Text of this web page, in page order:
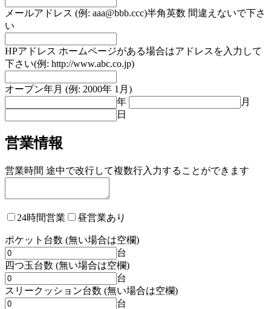
メールアドレス (例: aaa@bbb.ccc)半角英数 間違えないで下さ
い
HPアドレス ホームページがある場合はアドレスを入力して
下さい(例: http://www.abc.co.jp)
オープン年月 (例: 2000年 1月)
年
月
日
営業情報
営業時間 途中で改行して複数行入力することができます
24時間営業 昼営業あり
ポケット台数 (無い場合は空欄)
台
四つ玉台数 (無い場合は空欄)
台
スリークッション台数 (無い場合は空欄)
台